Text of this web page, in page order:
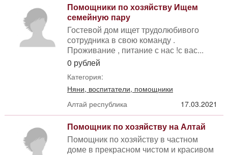
Помощники по хозяйству Ищем
семейную пару
Гостевой дом ищет трудолюбивого
сотрудника в свою команду .
Проживание , питание с нас !с вас...
0 рублей
Категория:
Няни, воспитатели, помощники
Алтай республика
17.03.2021
Помощник по хозяйству на Алтай
Помощник по хозяйству в частном
доме в прекрасном чистом и красивом